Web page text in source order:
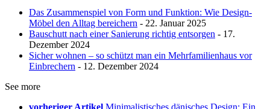
Das Zusammenspiel von Form und Funktion: Wie Design-
Möbel den Alltag bereichern - 22. Januar 2025
Bauschutt nach einer Sanierung richtig entsorgen - 17.
Dezember 2024
Sicher wohnen – so schützt man ein Mehrfamilienhaus vor
Einbrechern - 12. Dezember 2024
See more
vorheriger Artikel Minimalistisches dänisches Design: Ein